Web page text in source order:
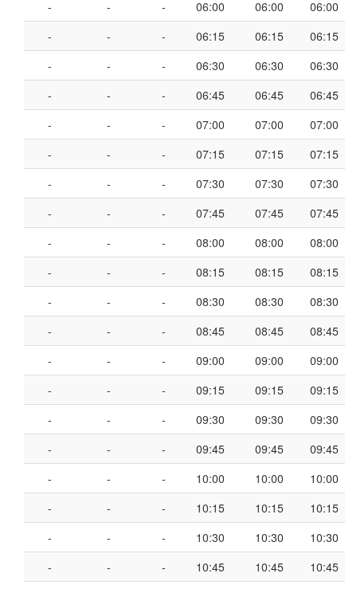
-
- - 06:00 06:00
06:00
-
- - 06:15 06:15
06:15
-
- - 06:30 06:30
06:30
-
- - 06:45 06:45
06:45
-
- - 07:00 07:00
07:00
-
- - 07:15 07:15
07:15
-
- - 07:30 07:30
07:30
-
- - 07:45 07:45
07:45
-
- - 08:00 08:00
08:00
-
- - 08:15 08:15
08:15
-
- - 08:30 08:30
08:30
-
- - 08:45 08:45
08:45
-
- - 09:00 09:00
09:00
-
- - 09:15 09:15
09:15
-
- - 09:30 09:30
09:30
-
- - 09:45 09:45
09:45
-
- - 10:00 10:00
10:00
-
- - 10:15 10:15
10:15
-
- - 10:30 10:30
10:30
-
- - 10:45 10:45
10:45